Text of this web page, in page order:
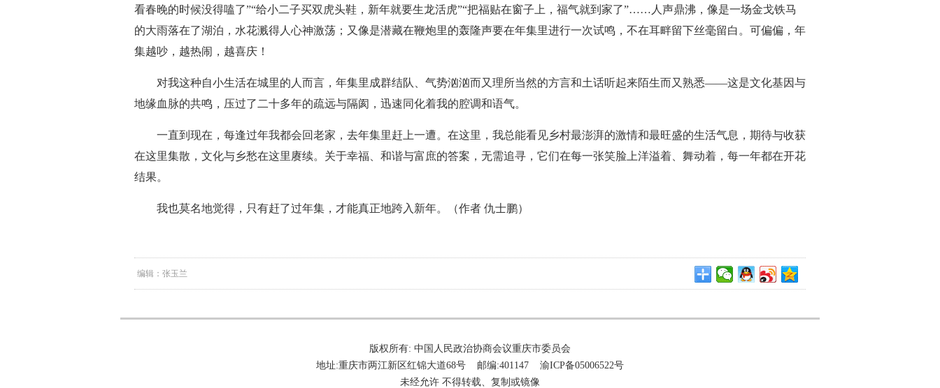
看春晚的时候没得嗑了”“给小二子买双虎头鞋，新年就要生龙活虎”“把福贴在窗子上，福气就到家了”……人声鼎沸，像是一场金戈铁马
的大雨落在了湖泊，水花溅得人心神激荡；又像是潜藏在鞭炮里的轰隆声要在年集里进行一次试鸣，不在耳畔留下丝毫留白。可偏偏，年
集越吵，越热闹，越喜庆！
对我这种自小生活在城里的人而言，年集里成群结队、气势汹汹而又理所当然的方言和土话听起来陌生而又熟悉——这是文化基因与
地缘血脉的共鸣，压过了二十多年的疏远与隔阂，迅速同化着我的腔调和语气。
一直到现在，每逢过年我都会回老家，去年集里赶上一遭。在这里，我总能看见乡村最澎湃的激情和最旺盛的生活气息，期待与收获
在这里集散，文化与乡愁在这里赓续。关于幸福、和谐与富庶的答案，无需追寻，它们在每一张笑脸上洋溢着、舞动着，每一年都在开花
结果。
我也莫名地觉得，只有赶了过年集，才能真正地跨入新年。（作者 仇士鹏）
编辑：张玉兰
版权所有: 中国人民政治协商会议重庆市委员会
地址:重庆市两江新区红锦大道68号 邮编:401147 渝ICP备05006522号
未经允许 不得转载、复制或镜像